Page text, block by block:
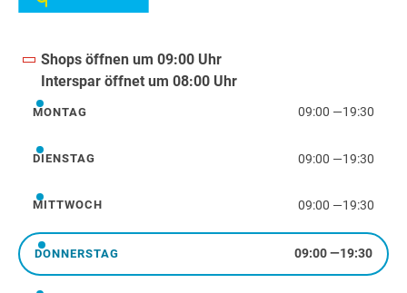
Shops öffnen um 09:00 Uhr
Interspar öffnet um 08:00 Uhr
Montag
MONTAG 09:00 —19:30
Dienstag
DIENSTAG 09:00 —19:30
Mittwoch
MITTWOCH 09:00 —19:30
Donnerstag
DONNERSTAG 09:00—19:30